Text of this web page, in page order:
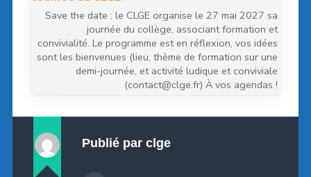
Save the date : le CLGE organise le 27 mai 2027 sa
journée du collège, associant formation et
convivialité. Le programme est en réflexion, vos idées
sont les bienvenues (lieu, thème de formation sur une
demi-journée, et activité ludique et conviviale
(contact@clge.fr) À vos agendas !
Publié par clge